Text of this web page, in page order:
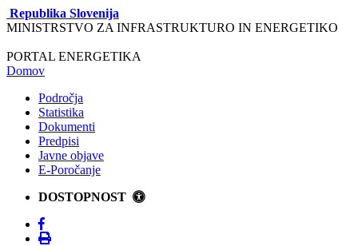
Republika Slovenija
MINISTRSTVO ZA INFRASTRUKTURO IN ENERGETIKO
PORTAL ENERGETIKA
Domov
Področja
Statistika
Dokumenti
Predpisi
Javne objave
E-Poročanje
DOSTOPNOST